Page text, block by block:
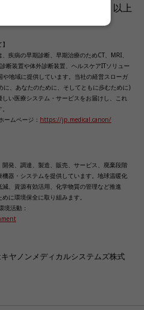
以上
疾病の早期診断、早期治療のためCT、MRI、
断装置や体外診断装置、ヘルスケアITソリュー
地域に提供しています。当社の経営スローガ
、あなたのために、そしてともに歩むために)
い医療システム・サービスをお届けし、これ
ームページ： https://jp.medical.canon/
発、調達、製造、販売、サービス、廃棄段階
器・システムを提供しています。地球温暖化
、資源有効活用、化学物質の管理など推進
に環境保全に取り組みます。
境活動：
ヤノンメディカルシステムズ株式